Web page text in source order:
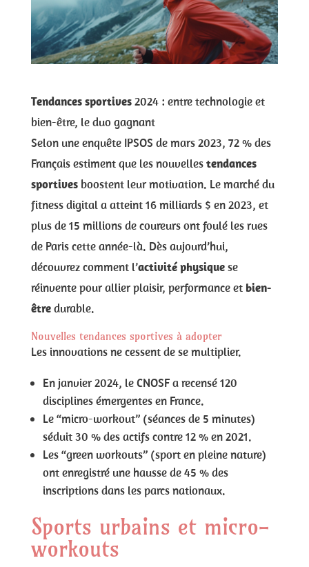
Tendances sportives2024 : entre technologie et
bien-être, le duo gagnant
Selon une enquête IPSOS de mars 2023, 72 % des
Français estiment que les nouvellestendances
sportivesboostent leur motivation. Le marché du
fitness digital a atteint 16 milliards $ en 2023, et
plus de 15 millions de coureurs ont foulé les rues
de Paris cette année-là. Dès aujourd’hui,
découvrez comment l’activité physiquese
réinvente pour allier plaisir, performance et bien-
êtredurable.
Nouvelles tendances sportives à adopter
Les innovations ne cessent de se multiplier.
En janvier 2024, le CNOSF a recensé 120
disciplines émergentes en France.
Le “micro-workout” (séances de 5 minutes)
séduit 30 % des actifs contre 12 % en 2021.
Les “green workouts” (sport en pleine nature)
ont enregistré une hausse de 45 % des
inscriptions dans les parcs nationaux.
Sports urbains et micro-
workouts